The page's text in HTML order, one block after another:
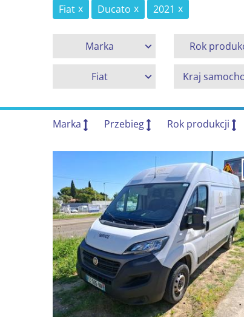
Fiat Ducato 2021
Marka
Fiat
Rok
Kraj
Marka Przebieg Rok produkcji